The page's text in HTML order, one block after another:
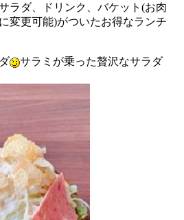
ラダ、ドリンク、バケット(お肉
変更可能)がついたお得なランチ
サラミが乗った贅沢なサラダ